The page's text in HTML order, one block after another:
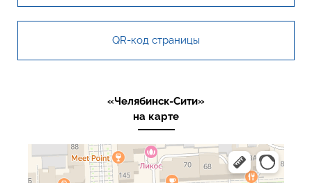
QR-код страницы
«Челябинск-Сити»
на карте